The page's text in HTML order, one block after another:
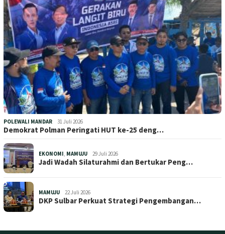
POLEWALI MANDAR 31 Juli 2026
Demokrat Polman Peringati HUT ke-25 deng…
EKONOMI MAMUJU 29 Juli 2026
Jadi Wadah Silaturahmi dan Bertukar Peng…
MAMUJU 22 Juli 2026
DKP Sulbar Perkuat Strategi Pengembangan…